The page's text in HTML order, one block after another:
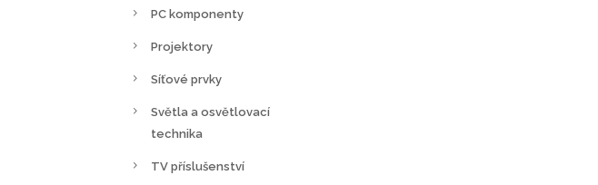
PC komponenty
Projektory
Síťové prvky
Světla a osvětlovací
technika
TV příslušenství